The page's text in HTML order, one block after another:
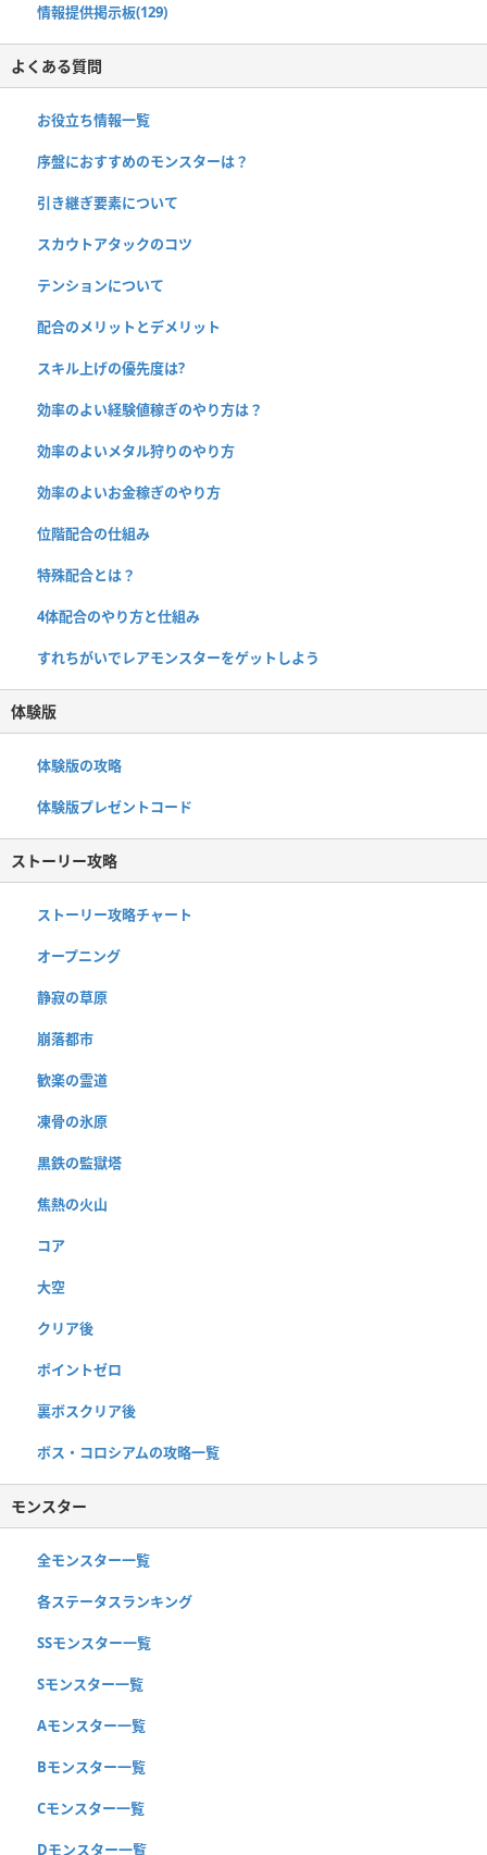
情報提供掲示板(129)
よくある質問
お役立ち情報一覧
序盤におすすめのモンスターは？
引き継ぎ要素について
スカウトアタックのコツ
テンションについて
配合のメリットとデメリット
スキル上げの優先度は?
効率のよい経験値稼ぎのやり方は？
効率のよいメタル狩りのやり方
効率のよいお金稼ぎのやり方
位階配合の仕組み
特殊配合とは？
4体配合のやり方と仕組み
すれちがいでレアモンスターをゲットしよう
体験版
体験版の攻略
体験版プレゼントコード
ストーリー攻略
ストーリー攻略チャート
オープニング
静寂の草原
崩落都市
歓楽の霊道
凍骨の氷原
黒鉄の監獄塔
焦熱の火山
コア
大空
クリア後
ポイントゼロ
裏ボスクリア後
ボス・コロシアムの攻略一覧
モンスター
全モンスター一覧
各ステータスランキング
SSモンスター一覧
Sモンスター一覧
Aモンスター一覧
Bモンスター一覧
Cモンスター一覧
Dモンスター一覧